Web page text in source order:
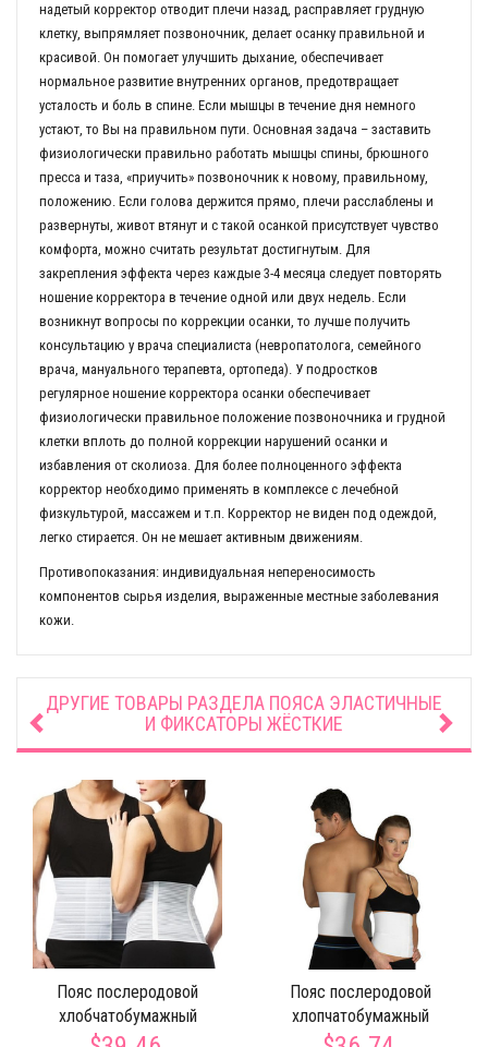
надетый корректор отводит плечи назад, расправляет грудную
клетку, выпрямляет позвоночник, делает осанку правильной и
красивой. Он помогает улучшить дыхание, обеспечивает
нормальное развитие внутренних органов, предотвращает
усталость и боль в спине. Если мышцы в течение дня немного
устают, то Вы на правильном пути. Основная задача – заставить
физиологически правильно работать мышцы спины, брюшного
пресса и таза, «приучить» позвоночник к новому, правильному,
положению. Если голова держится прямо, плечи расслаблены и
развернуты, живот втянут и с такой осанкой присутствует чувство
комфорта, можно считать результат достигнутым. Для
закрепления эффекта через каждые 3-4 месяца следует повторять
ношение корректора в течение одной или двух недель. Если
возникнут вопросы по коррекции осанки, то лучше получить
консультацию у врача специалиста (невропатолога, семейного
врача, мануального терапевта, ортопеда). У подростков
регулярное ношение корректора осанки обеспечивает
физиологически правильное положение позвоночника и грудной
клетки вплоть до полной коррекции нарушений осанки и
избавления от сколиоза. Для более полноценного эффекта
корректор необходимо применять в комплексе с лечебной
физкультурой, массажем и т.п. Корректор не виден под одеждой,
легко стирается. Он не мешает активным движениям.
Противопоказания: индивидуальная непереносимость
компонентов сырья изделия, выраженные местные заболевания
кожи.
ДРУГИЕ ТОВАРЫ РАЗДЕЛА ПОЯСА ЭЛАСТИЧНЫЕ
И ФИКСАТОРЫ ЖЁСТКИЕ
Пояс послеродовой
хлобчатобумажный
Пояс послеродовой
хлопчатобумажный